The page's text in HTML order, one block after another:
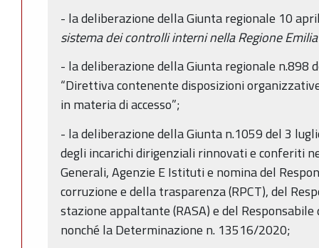
- la deliberazione della Giunta regionale 10
sistema dei controlli interni nella Regione
- la deliberazione della Giunta regionale n.898
“Direttiva contenente disposizioni
in materia di accesso”;
- la deliberazione della Giunta n.1059 del 3
degli incarichi dirigenziali rinnovati e conferiti
Generali, Agenzie E Istituti e nomina del
corruzione e della trasparenza (RPCT), del
stazione appaltante (RASA) e del Responsabile
nonché la Determinazione n. 13516/2020;